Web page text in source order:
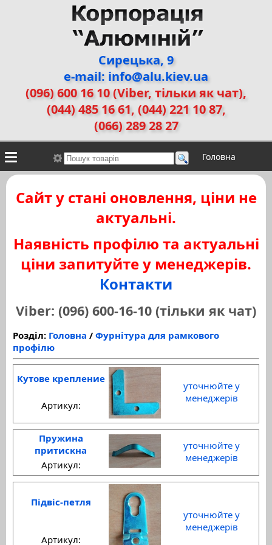
Сирецька, 9
e-mail: info@alu.kiev.ua
(096) 600 16 10 (Viber, тільки як чат),
(044) 485 16 61, (044) 221 10 87,
(066) 289 28 27
Головна
Двері прихованого монтажу
Сайт у стані оновлення, ціни не
актуальні.
Наявність профілю та актуальні
ціни запитуйте у менеджерів.
Контакти
Viber: (096) 600-16-10 (тільки як чат)
Розділ: Головна / Фурнітура для рамкового
профілю
Кутове крепление
уточнюйте у
менеджерів
Артикул:
Пружина
притискна
уточнюйте у
менеджерів
Артикул:
Підвіс-петля
уточнюйте у
менеджерів
Артикул: